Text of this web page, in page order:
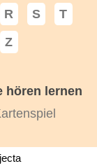
R S
T
Z
hören lernen